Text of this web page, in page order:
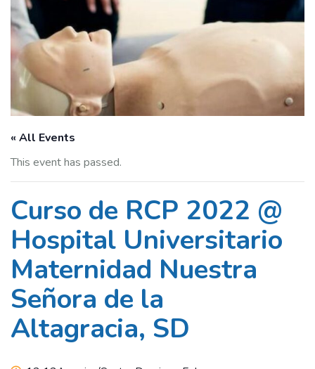
« All Events
This event has passed.
Curso de RCP 2022 @
Hospital Universitario
Maternidad Nuestra
Señora de la
Altagracia, SD